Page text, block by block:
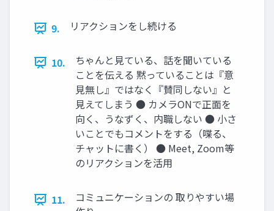
9. リアクションをし続ける
10.
ちゃんと⾒ている、話を聞いている
ことを伝える 黙っていることは『意
⾒無し』ではなく『賛同しない』と
⾒えてしまう ● カメラONで正⾯を
向く、うなずく、内職しない ● ⼩さ
いことでもコメントをする（喋る、
チャットに書く） ● Meet, Zoom等
のリアクションを活⽤
11.
コミュニケーションの 取りやすい場